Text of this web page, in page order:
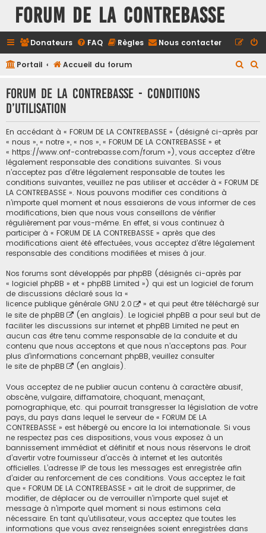
FORUM DE LA CONTREBASSE
Donateurs FAQ Règles Nous contacter
Portail Accueil du forum
c
e
r
FORUM DE LA CONTREBASSE - Conditions
d’utilisation
En accédant à « FORUM DE LA CONTREBASSE » (désigné ci-après par
« nous », « notre », « nos », « FORUM DE LA CONTREBASSE » et
« https://www.onf-contrebasse.com/forum »), vous acceptez d’être
légalement responsable des conditions suivantes. Si vous
n’acceptez pas d’être légalement responsable de toutes les
conditions suivantes, veuillez ne pas utiliser et accéder à « FORUM DE
LA CONTREBASSE ». Nous pouvons modifier ces conditions à
n’importe quel moment et nous essaierons de vous informer de ces
modifications, bien que nous vous conseillons de vérifier
régulièrement par vous-même. En effet, si vous continuez à
participer à « FORUM DE LA CONTREBASSE » après que des
modifications aient été effectuées, vous acceptez d’être légalement
responsable des conditions modifiées et mises à jour.
Nos forums sont développés par phpBB (désignés ci-après par
« logiciel phpBB » et « phpBB Limited ») qui est un logiciel de forum
de discussions déclaré sous la «
licence publique générale GNU 2.0
» et qui peut être téléchargé sur
le site de phpBB
(en anglais). Le logiciel phpBB a pour seul but de
faciliter les discussions sur internet et phpBB Limited ne peut en
aucun cas être tenu comme responsable de la conduite et du
contenu que nous acceptons et que nous n’acceptons pas. Pour
plus d’informations concernant phpBB, veuillez consulter
le site de phpBB
(en anglais).
Vous acceptez de ne publier aucun contenu à caractère abusif,
obscène, vulgaire, diffamatoire, choquant, menaçant,
pornographique, etc. qui pourrait transgresser la législation de votre
pays, du pays dans lequel le serveur de « FORUM DE LA
CONTREBASSE » est hébergé ou encore la loi internationale. Si vous
ne respectez pas ces dispositions, vous vous exposez à un
bannissement immédiat et définitif et nous nous réservons le droit
d’avertir votre fournisseur d’accès à internet et les autorités
officielles. L’adresse IP de tous les messages est enregistrée afin
d’aider au renforcement de ces conditions. Vous acceptez le fait
que « FORUM DE LA CONTREBASSE » ait le droit de supprimer, de
modifier, de déplacer ou de verrouiller n’importe quel sujet et
message à n’importe quel moment si nous estimons cela
nécessaire. En tant qu’utilisateur, vous acceptez que toutes les
informations que vous avez renseignées soient enregistrées dans